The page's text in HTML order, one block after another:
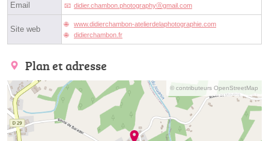
Email didier.chambon.photographyⓐgmail.com
Site web
www.didierchambon-atelierdelaphotographie.com
didierchambon.fr
Plan et adresse
© contributeurs OpenStreetMap